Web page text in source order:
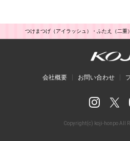
つけまつげ（アイラッシュ）・ふたえ（二重
会社概要 お問い合わせ
Copyright(c) koji-honpo All